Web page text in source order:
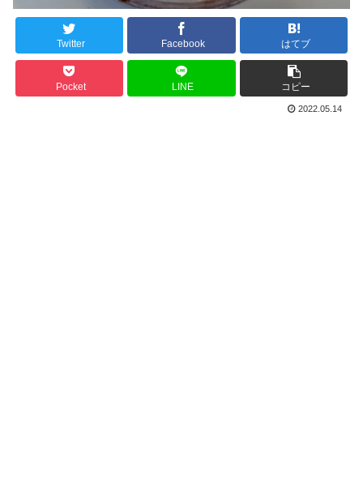
Twitter Facebook はてブ
Pocket LINE コピー
2022.05.14